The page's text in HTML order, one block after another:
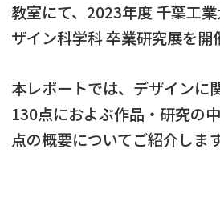
教室にて、2023年度 千葉工
ザイン科学科 卒業研究展を開
本レポートでは、デザインに
130点におよぶ作品・研究の
点の概要についてご紹介します